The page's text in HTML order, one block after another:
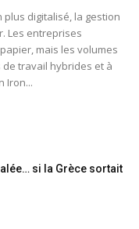
digitalisé, la gestion
Les entreprises
mais les volumes
travail hybrides et à
Iron...
si la Grèce sortait